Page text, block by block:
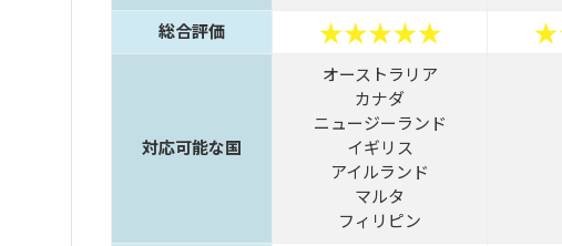
総合評価
対応可能な国
オーストラリア
カナダ
ニュージーランド
イギリス
アイルランド
マルタ
フィリピン